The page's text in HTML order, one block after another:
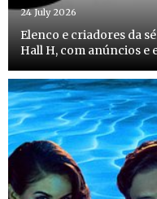
24 July 2026
Elenco e criadores da
Hall H, com anúncios e